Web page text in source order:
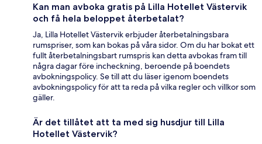
Kan man avboka gratis på Lilla Hotellet Västervik
och få hela beloppet återbetalat?
Ja, Lilla Hotellet Västervik erbjuder återbetalningsbara
rumspriser, som kan bokas på våra sidor. Om du har bokat ett
fullt återbetalningsbart rumspris kan detta avbokas fram till
några dagar före incheckning, beroende på boendets
avbokningspolicy. Se till att du läser igenom boendets
avbokningspolicy för att ta reda på vilka regler och villkor som
gäller.
Är det tillåtet att ta med sig husdjur till Lilla
Hotellet Västervik?